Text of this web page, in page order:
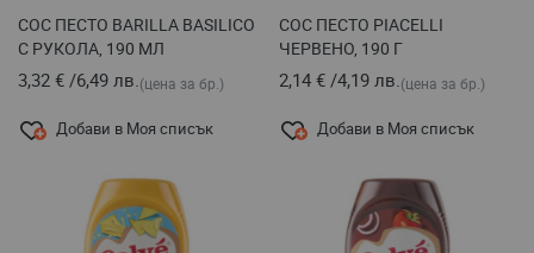
СОС ПЕСТО BARILLA BASILICO
С РУКОЛА, 190 МЛ
3,32 € /6,49 лв.(цена за бр.)
Добави в Моя списък
СОС ПЕСТО PIACELLI
ЧЕРВЕНО, 190 Г
2,14 € /4,19 лв.(цена за бр.)
Добави в Моя списък